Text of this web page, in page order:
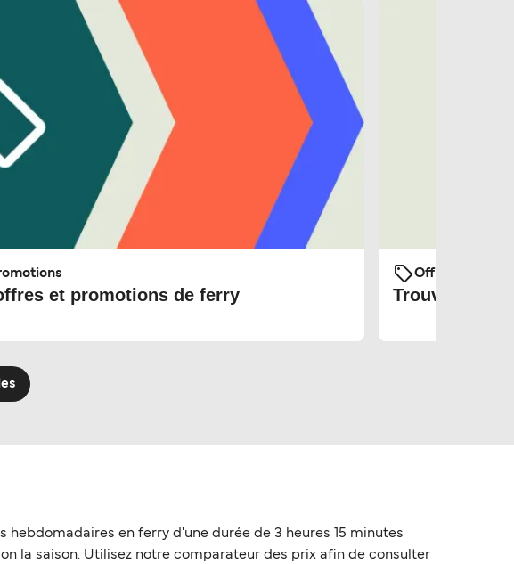
et promotions de ferry
Offres et
Trouvez les
hebdomadaires en ferry d'une durée de 3 heures 15 minutes
la saison. Utilisez notre comparateur des prix afin de consulter